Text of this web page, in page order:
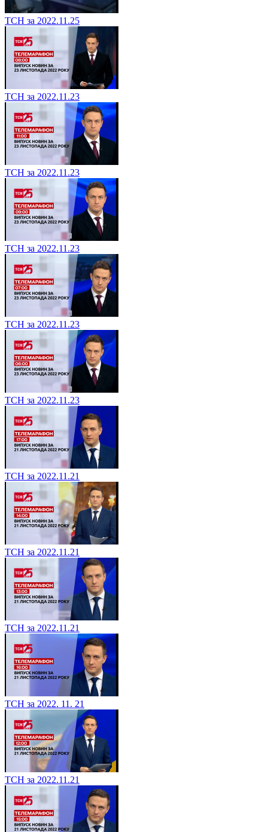
ТСН за 2022.11.25
ТСН за 2022.11.23
ТСН за 2022.11.23
ТСН за 2022.11.23
ТСН за 2022.11.23
ТСН за 2022.11.23
ТСН за 2022.11.21
ТСН за 2022.11.21
ТСН за 2022.11.21
ТСН за 2022. 11. 21
ТСН за 2022.11.21